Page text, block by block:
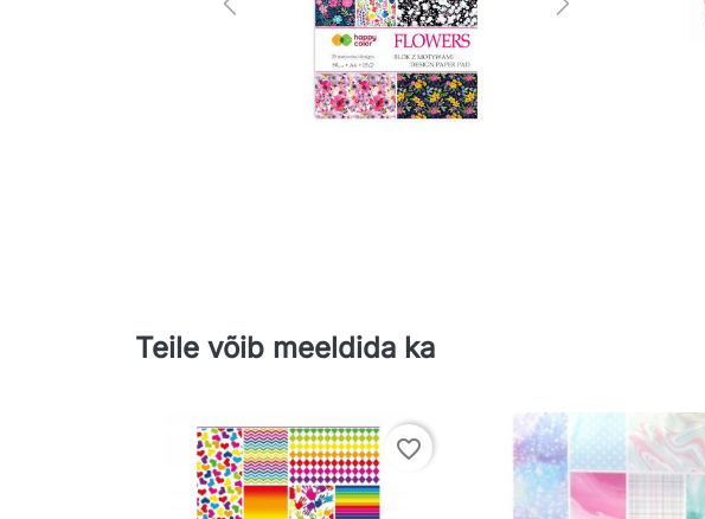
Previous Next
Teile võib meeldida ka
favorite_border